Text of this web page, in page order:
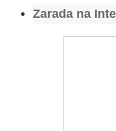
Zarada na